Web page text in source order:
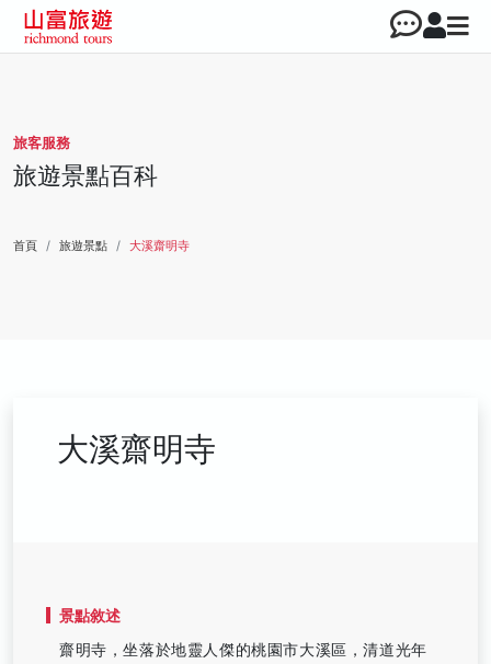
旅客服務
旅遊景點百科
首頁 旅遊景點 大溪齋明寺
大溪齋明寺
景點敘述
齋明寺，坐落於地靈人傑的桃園市大溪區，清道光年